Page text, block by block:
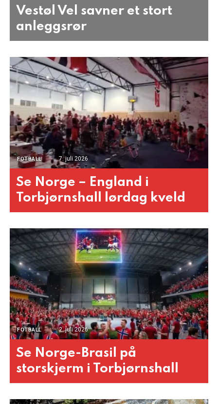
Vestøl Vel savner et stort
anleggsrør
FOTBALL 7. juli 2026
Se Norge – England i
Torbjørnshall lørdag kveld
FOTBALL 2. juli 2026
Se Norge-Brasil på
storskjerm i Torbjørnshall